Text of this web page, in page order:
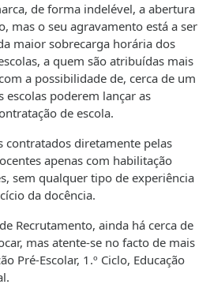
de forma indelével, a abertura
mas o seu agravamento está a ser
maior sobrecarga horária dos
a quem são atribuídas mais
a possibilidade de, cerca de um
escolas poderem lançar as
de escola.
contratados diretamente pelas
apenas com habilitação
sem qualquer tipo de experiência
da docência.
Recrutamento, ainda há cerca de
mas atente-se no facto de mais
Pré-Escolar, 1.º Ciclo, Educação